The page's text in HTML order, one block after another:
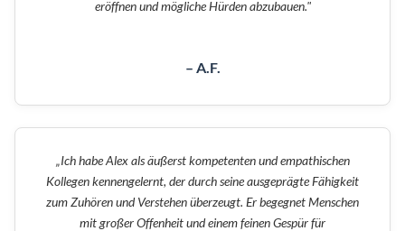
eröffnen und mögliche Hürden abzubauen."
– A.F.
„Ich habe Alex als äußerst kompetenten und empathischen
Kollegen kennengelernt, der durch seine ausgeprägte Fähigkeit
zum Zuhören und Verstehen überzeugt. Er begegnet Menschen
mit großer Offenheit und einem feinen Gespür für